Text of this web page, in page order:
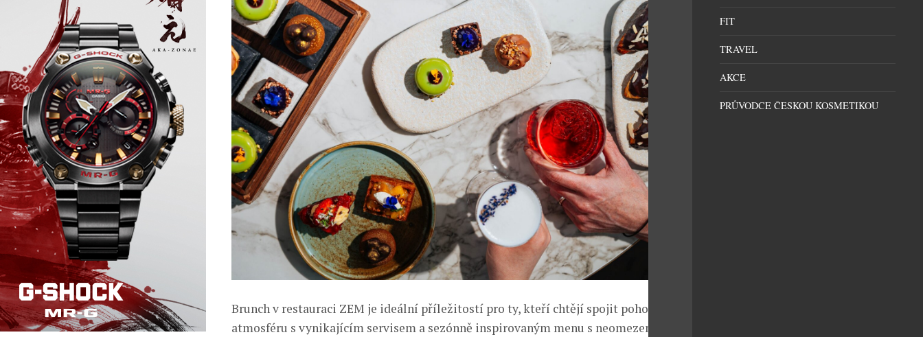
Brunch v restauraci ZEM je ideální příležitostí pro ty, kteří chtějí spojit pohodovou
atmosféru s vynikajícím servisem a sezónně inspirovaným menu s neomezenou
FIT
TRAVEL
AKCE
PRŮVODCE ČESKOU KOSMETIKOU